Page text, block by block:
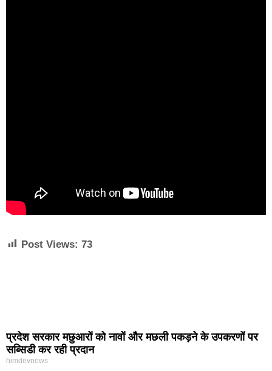
Post Views: 73
प्रदेश सरकार मछुआरों को नावों और मछली पकड़ने के उपकरणों पर
सब्सिडी कर रही प्रदान
himdevnews